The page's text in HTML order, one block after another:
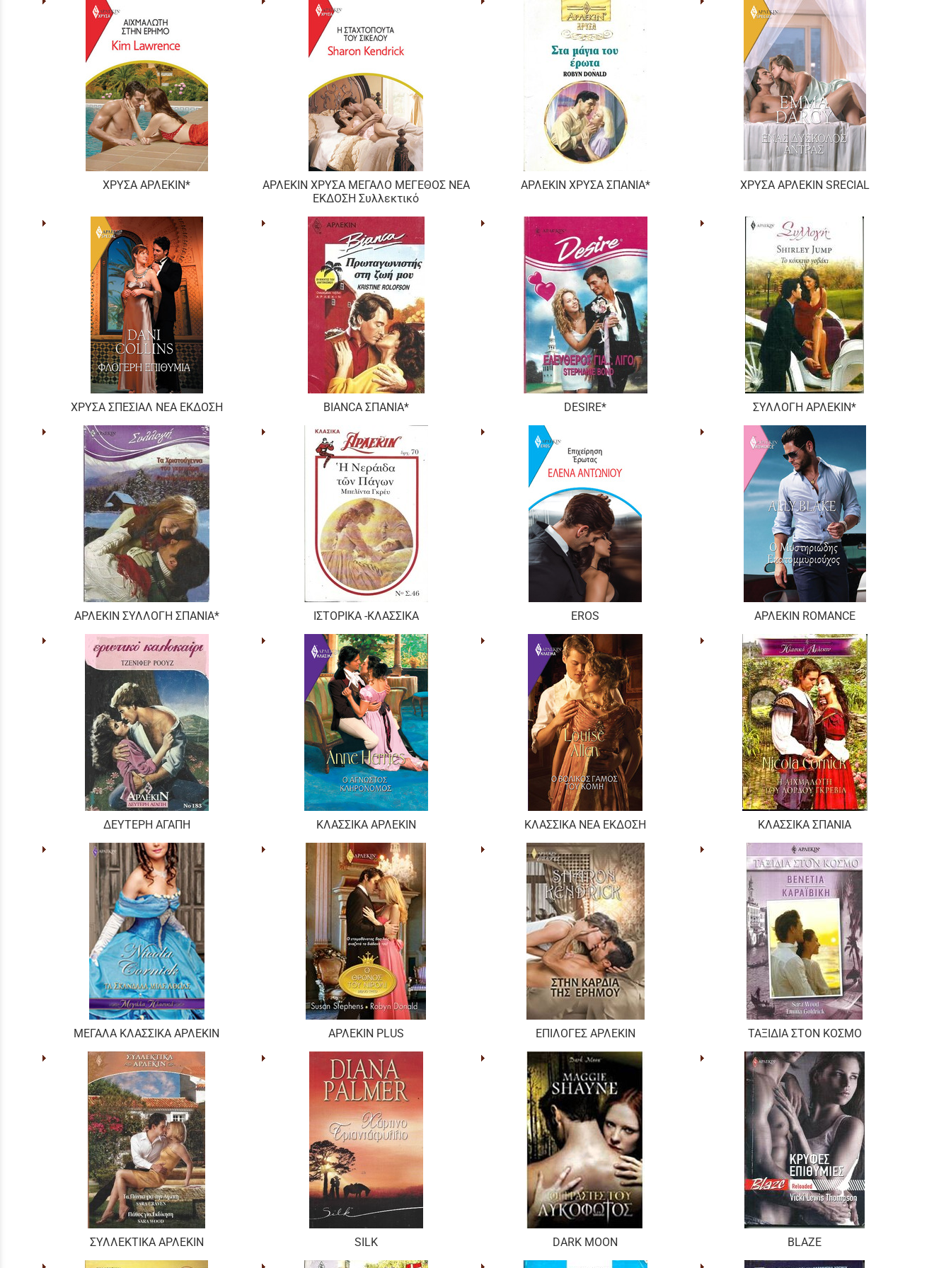
ΧΡΥΣΑ ΑΡΛΕΚΙΝ*
ΑΡΛΕΚΙΝ ΧΡΥΣΑ ΜΕΓΑΛΟ ΜΕΓΕΘΟΣ ΝΕΑ
ΕΚΔΟΣΗ Συλλεκτικό
ΑΡΛΕΚΙΝ ΧΡΥΣΑ ΣΠΑΝΙΑ* ΧΡΥΣΑ ΑΡΛΕΚΙΝ SRECIAL
ΧΡΥΣΑ ΣΠΕΣΙΑΛ ΝΕΑ ΕΚΔΟΣΗ BIANCA ΣΠΑΝΙΑ* DESIRE* ΣΥΛΛΟΓΗ ΑΡΛΕΚΙΝ*
ΑΡΛΕΚΙΝ ΣΥΛΛΟΓΗ ΣΠΑΝΙΑ* ΙΣΤΟΡΙΚΑ -ΚΛΑΣΣΙΚΑ EROS ΑΡΛΕΚΙΝ ROMANCE
ΔΕΥΤΕΡΗ ΑΓΑΠΗ ΚΛΑΣΣΙΚΑ ΑΡΛΕΚΙΝ ΚΛΑΣΣΙΚΑ ΝΕΑ ΕΚΔΟΣΗ ΚΛΑΣΣΙΚΑ ΣΠΑΝΙΑ
ΜΕΓΑΛΑ ΚΛΑΣΣΙΚΑ ΑΡΛΕΚΙΝ ΑΡΛΕΚΙΝ PLUS ΕΠΙΛΟΓΕΣ ΑΡΛΕΚΙΝ ΤΑΞΙΔΙΑ ΣΤΟΝ ΚΟΣΜΟ
ΣΥΛΛΕΚΤΙΚΑ ΑΡΛΕΚΙΝ SILK DARK MOON BLAZE